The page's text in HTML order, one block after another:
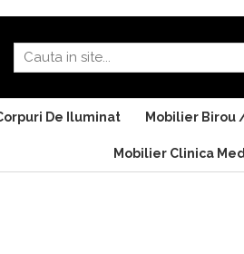
De Iluminat Mobilier Birou
Mobilier Clinica